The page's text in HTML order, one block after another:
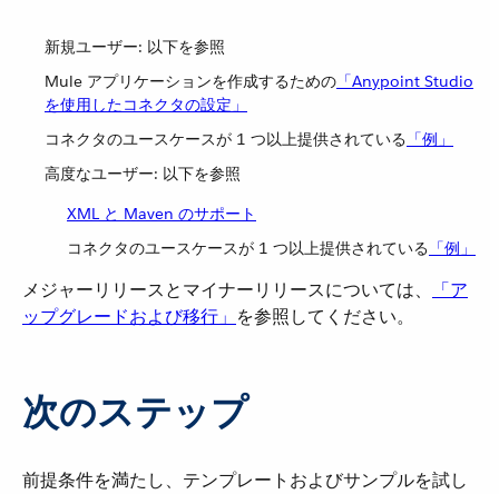
新規ユーザー: 以下を参照
Mule アプリケーションを作成するための​ 「Anypoint Studio
を使用したコネクタの設定」
コネクタのユースケースが 1 つ以上提供されている​ 「例」
高度なユーザー: 以下を参照
XML と Maven のサポート
コネクタのユースケースが 1 つ以上提供されている​ 「例」
メジャーリリースとマイナーリリースについては、​
「ア
ップグレードおよび移行」 ​を参照してください。
次のステップ
前提条件を満たし、テンプレートおよびサンプルを試し